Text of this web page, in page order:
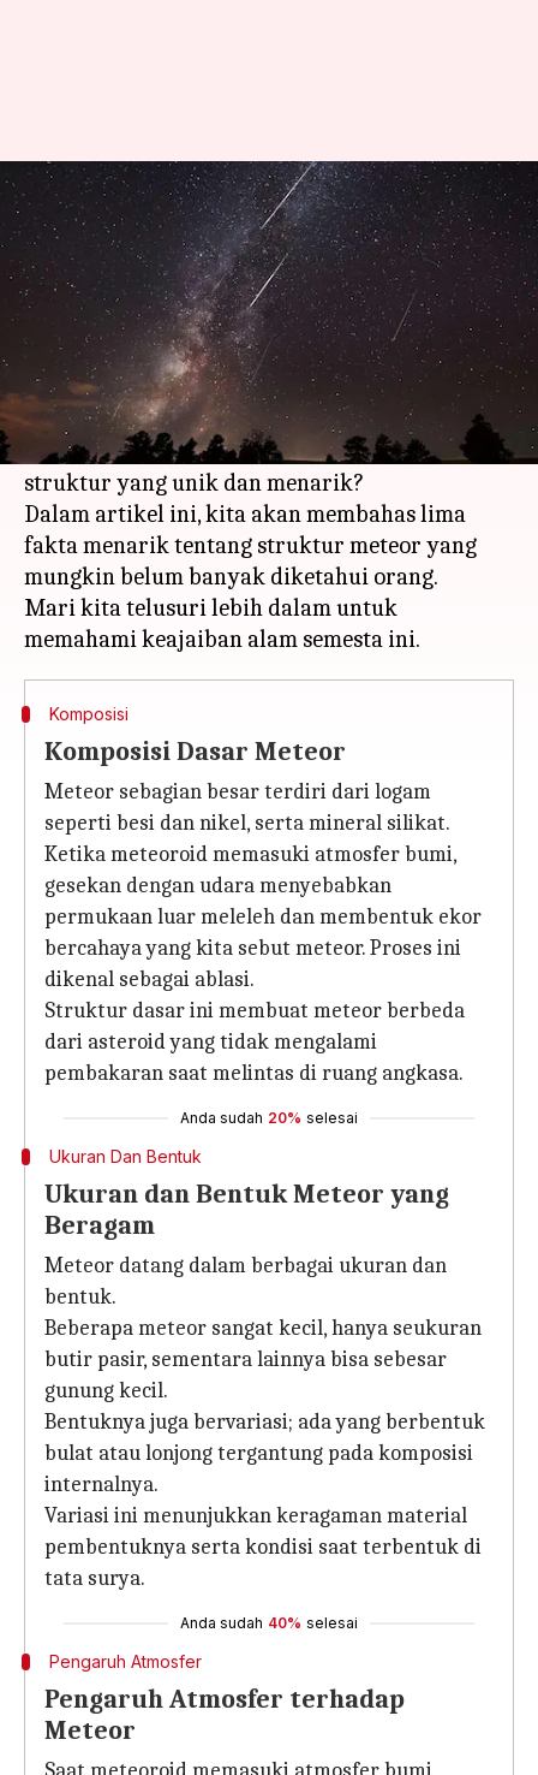
Lima Fakta Menarik tentang
Struktur Meteor
menulis Handoko Jan 20, 2026 10:03 am
Apa ceritanya
Meteor adalah benda langit yang sering kita
lihat melintas di malam hari.
Namun, tahukah Anda bahwa meteor memiliki
struktur yang unik dan menarik?
Dalam artikel ini, kita akan membahas lima
fakta menarik tentang struktur meteor yang
mungkin belum banyak diketahui orang.
Mari kita telusuri lebih dalam untuk
Komposisi
Komposisi Dasar Meteor
Meteor sebagian besar terdiri dari logam
seperti besi dan nikel, serta mineral silikat.
Ketika meteoroid memasuki atmosfer bumi,
gesekan dengan udara menyebabkan
permukaan luar meleleh dan membentuk ekor
bercahaya yang kita sebut meteor. Proses ini
dikenal sebagai ablasi.
Struktur dasar ini membuat meteor berbeda
dari asteroid yang tidak mengalami
pembakaran saat melintas di ruang angkasa.
Anda sudah 20% selesai
Ukuran Dan Bentuk
Ukuran dan Bentuk Meteor yang
Beragam
Meteor datang dalam berbagai ukuran dan
bentuk.
Beberapa meteor sangat kecil, hanya seukuran
butir pasir, sementara lainnya bisa sebesar
gunung kecil.
Bentuknya juga bervariasi; ada yang berbentuk
bulat atau lonjong tergantung pada komposisi
internalnya.
Variasi ini menunjukkan keragaman material
pembentuknya serta kondisi saat terbentuk di
tata surya.
Anda sudah 40% selesai
Pengaruh Atmosfer
Pengaruh Atmosfer terhadap
Meteor